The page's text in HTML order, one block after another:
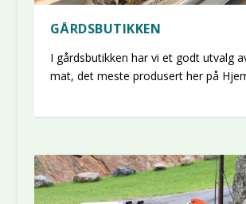
GÅRDSBUTIKKEN
I gårdsbutikken har vi et godt utvalg
mat, det meste produsert her på